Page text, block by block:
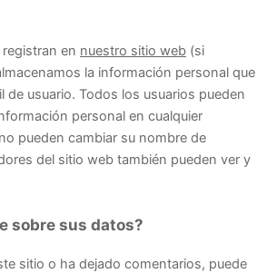
en nuestro sitio web (si
la información personal que
de usuario. Todos los usuarios pueden
personal en cualquier
pueden cambiar su nombre de
del sitio web también pueden ver y
sobre sus datos?
sitio o ha dejado comentarios, puede